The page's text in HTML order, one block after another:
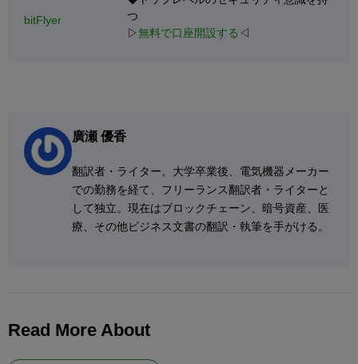
bitFlyer
つ
▷無料で口座開設する ◁
廣瀬 優香
翻訳者・ライター。大学卒業後、電気機器メーカー
での勤務を経て、フリーランス翻訳者・ライターと
して独立。現在はブロックチェーン、暗号資産、医
療、その他ビジネス文書の翻訳・執筆を手がける。
Read More About